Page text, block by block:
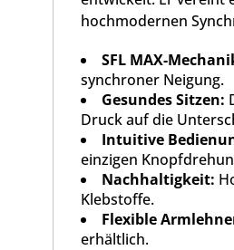
hochmodernen
SFL MAX-
synchroner Neigung.
Gesundes Sitzen:
Druck auf die
Intuitive
einzigen
Nachhaltigkeit:
Klebstoffe.
Flexible
erhältlich.